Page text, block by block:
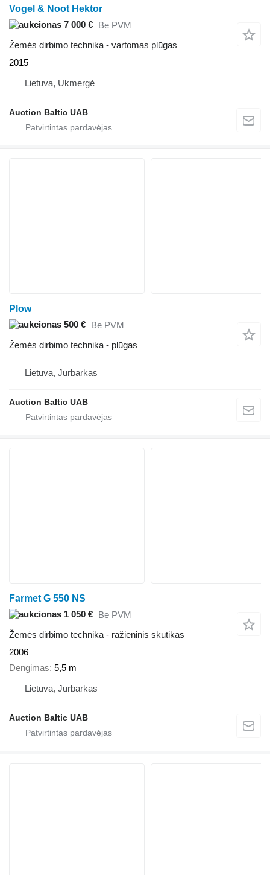
Vogel & Noot Hektor
7 000 € Be PVM
Žemės dirbimo technika - vartomas plūgas
2015
Lietuva, Ukmergė
Auction Baltic UAB
Plow
500 € Be PVM
Žemės dirbimo technika - plūgas
Lietuva, Jurbarkas
Auction Baltic UAB
Farmet G 550 NS
1 050 €
Be PVM
Žemės dirbimo technika - ražieninis skutikas
2006
Dengimas 5,5 m
Lietuva, Jurbarkas
Auction Baltic UAB